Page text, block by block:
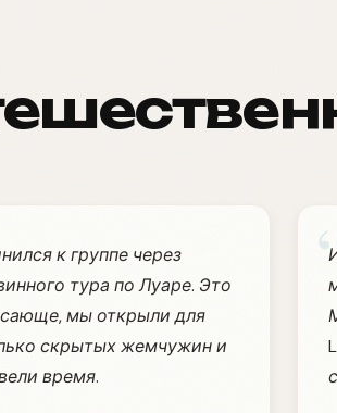
к группе через
тура по Луаре. Это
мы открыли для
скрытых жемчужин и
время.